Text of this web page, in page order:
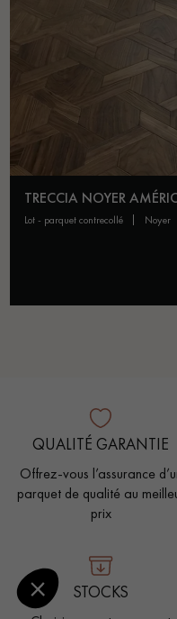
TRECCIA NOYER
lot - parquet contrecollé noyer
QUALITÉ GARANTIE
Offrez-vous l’assurance
parquet de qualité au
prix
STOCKS